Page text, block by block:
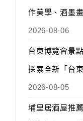
作美學、酒墨
2026-08-06
台東博覽會景
探索全新「台
2026-08-05
埔里居酒屋推